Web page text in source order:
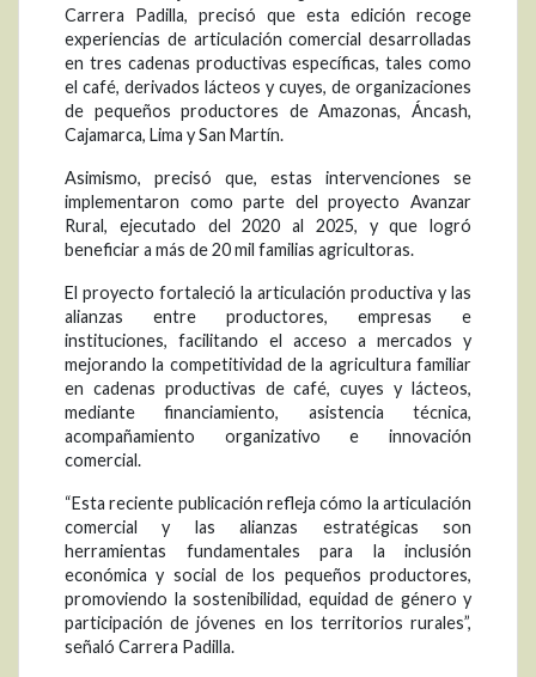
Carrera Padilla, precisó que esta edición recoge
experiencias de articulación comercial desarrolladas
en tres cadenas productivas específicas, tales como
el café, derivados lácteos y cuyes, de organizaciones
de pequeños productores de Amazonas, Áncash,
Cajamarca, Lima y San Martín.
Asimismo, precisó que, estas intervenciones se
implementaron como parte del proyecto Avanzar
Rural, ejecutado del 2020 al 2025, y que logró
beneficiar a más de 20 mil familias agricultoras.
El proyecto fortaleció la articulación productiva y las
alianzas entre productores, empresas e
instituciones, facilitando el acceso a mercados y
mejorando la competitividad de la agricultura familiar
en cadenas productivas de café, cuyes y lácteos,
mediante financiamiento, asistencia técnica,
acompañamiento organizativo e innovación
comercial.
“Esta reciente publicación refleja cómo la articulación
comercial y las alianzas estratégicas son
herramientas fundamentales para la inclusión
económica y social de los pequeños productores,
promoviendo la sostenibilidad, equidad de género y
participación de jóvenes en los territorios rurales”,
señaló Carrera Padilla.